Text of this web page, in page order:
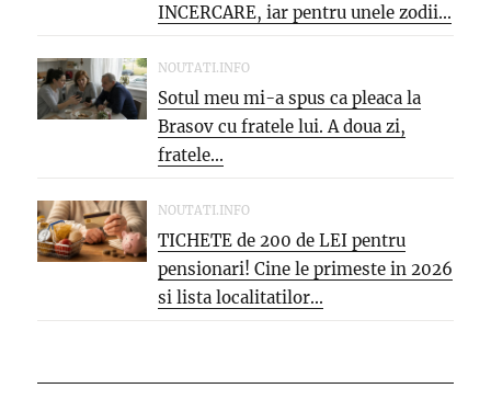
INCERCARE, iar pentru unele zodii...
NOUTATI.INFO
Sotul meu mi-a spus ca pleaca la
Brasov cu fratele lui. A doua zi,
fratele...
NOUTATI.INFO
TICHETE de 200 de LEI pentru
pensionari! Cine le primeste in 2026
si lista localitatilor...